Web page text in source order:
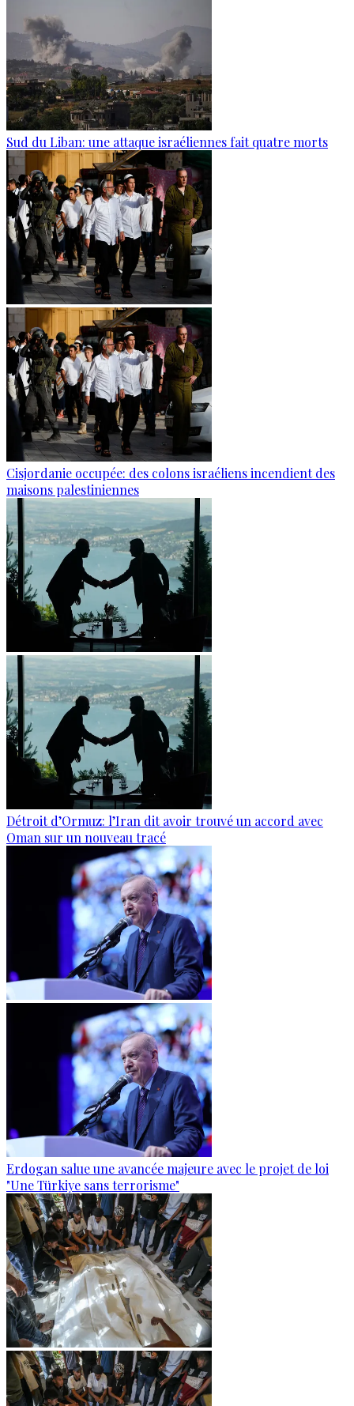
Sud du Liban: une attaque israéliennes fait quatre morts
Cisjordanie occupée: des colons israéliens incendient des
maisons palestiniennes
Détroit d’Ormuz: l’Iran dit avoir trouvé un accord avec
Oman sur un nouveau tracé
Erdogan salue une avancée majeure avec le projet de loi
"Une Türkiye sans terrorisme"